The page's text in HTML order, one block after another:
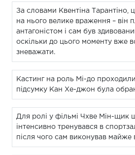
За словами Квентіна Тарантіно,
на нього велике враження – він
антагоністом і сам був
оскільки до цього моменту вже
зневажати.
Кастинг на роль Мі-до
підсумку Кан Хе-джон була
Для ролі у фільмі Чхве Мін-щик
інтенсивно тренувався в
після чого сам виконував майже